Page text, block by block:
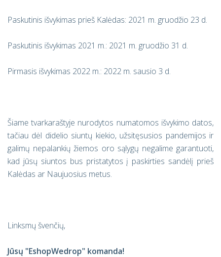
Paskutinis išvykimas prieš Kalėdas: 2021 m. gruodžio 23 d.
Paskutinis išvykimas 2021 m.: 2021 m. gruodžio 31 d.
Pirmasis išvykimas 2022 m.: 2022 m. sausio 3 d.
Šiame tvarkaraštyje nurodytos numatomos išvykimo datos,
tačiau dėl didelio siuntų kiekio, užsitęsusios pandemijos ir
galimų nepalankių žiemos oro sąlygų negalime garantuoti,
kad jūsų siuntos bus pristatytos į paskirties sandėlį prieš
Kalėdas ar Naujuosius metus.
Linksmų švenčių,
Jūsų "EshopWedrop" komanda!